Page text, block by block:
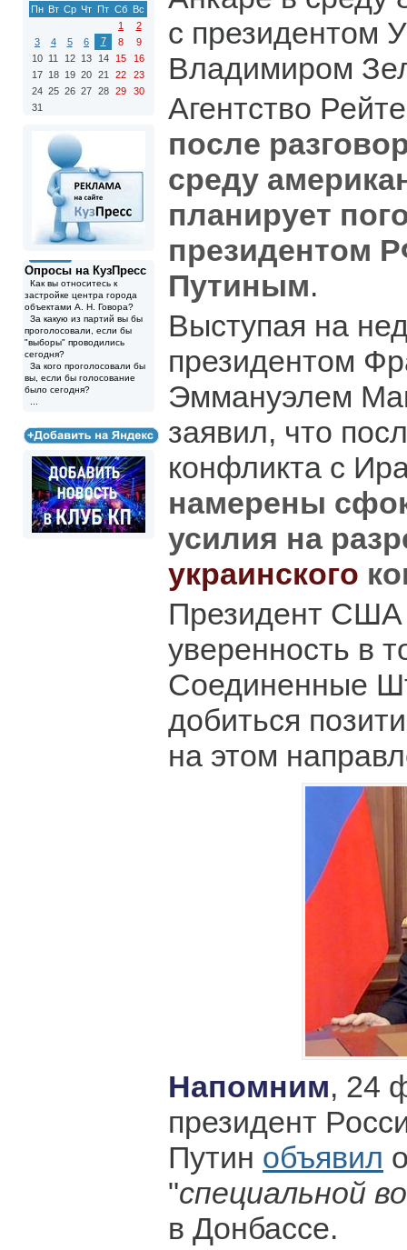
Пн Вт Ср Чт Пт Сб Вс
1
2
3
4 5 6 7 8
9
10 11 12 13 14 15
16
17 18 19 20 21 22
23
24 25 26 27 28 29
30
31
Опросы на КузПресс
Как вы относитесь к
застройке центра города
объектами А. Н. Говора?
За какую из партий вы бы
проголосовали, если бы
"выборы" проводились
сегодня?
За кого проголосовали бы
вы, если бы голосование
было сегодня?
с президентом
Владимиром
Агентство
после
среду
планирует
президентом
Путиным.
Выступая на
президентом
Эммануэлем
заявил, что
конфликта с
намерены
усилия на
украинского
Президент США
уверенность в
Соединенные
добиться
на этом
Напомним, 24
президент
Путин объявил
"специальной
в Донбассе.